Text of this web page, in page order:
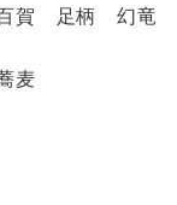
賀 足柄 幻竜
麦